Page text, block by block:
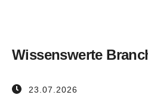
Wissenswerte
23.07.2026